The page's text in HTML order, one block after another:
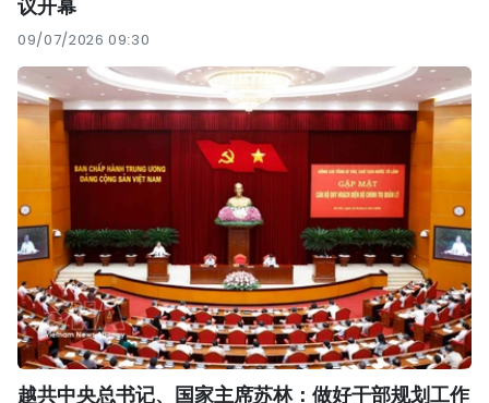
议开幕
09/07/2026 09:30
越共中央总书记、国家主席苏林：做好干部规划工作